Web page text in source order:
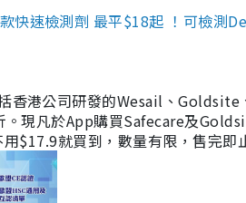
快速檢測劑 最平$18起 ！可檢測
香港公司研發的Wesail、
現凡於App購買Safecare及
$17.9就買到，數量有限，售完即